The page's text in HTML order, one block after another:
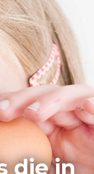
die in